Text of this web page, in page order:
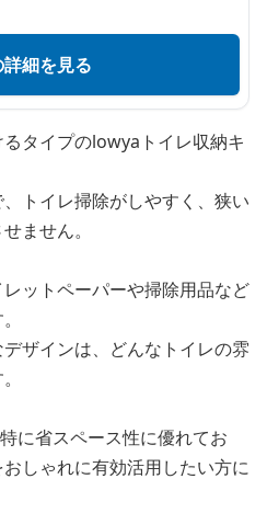
細を見る
タイプのlowyaトイレ収納キ
トイレ掃除がしやすく、狭い
ません。
ットペーパーや掃除用品など
ザインは、どんなトイレの雰
に省スペース性に優れてお
しゃれに有効活用したい方に